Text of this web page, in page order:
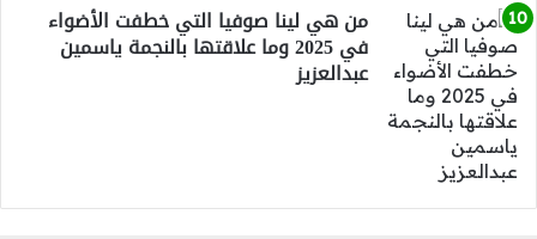
من هي لينا صوفيا التي خطفت الأضواء
في 2025 وما علاقتها بالنجمة ياسمين
عبدالعزيز